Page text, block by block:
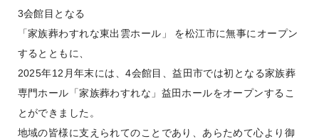
3会館目となる
「家族葬わすれな東出雲ホール」 を松江市に無事にオープン
するとともに、
2025年12月年末には、4会館目、益田市では初となる家族葬
専門ホール「家族葬わすれな」益田ホールをオープンするこ
とができました。
地域の皆様に支えられてのことであり、あらためて心より御